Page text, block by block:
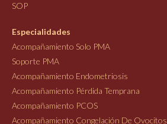
SOP
Especialidades
Acompañamiento Solo PMA
Soporte PMA
Acompañamiento Endometriosis
Acompañamiento Pérdida Temprana
Acompañamiento PCOS
Acompañamiento Congelación De Ovocitos